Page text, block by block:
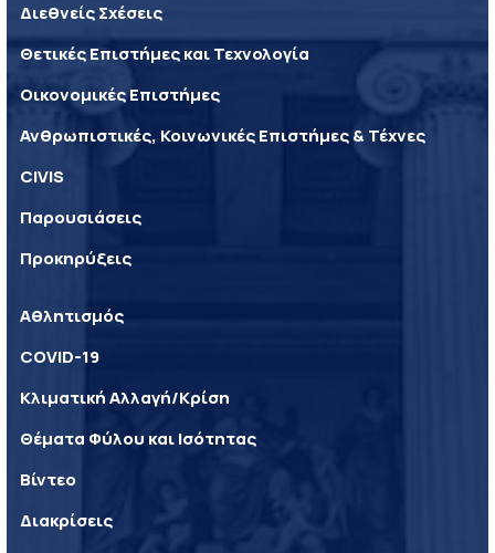
Διεθνείς Σχέσεις
Θετικές Επιστήμες και Τεχνολογία
Οικονομικές Επιστήμες
Ανθρωπιστικές, Κοινωνικές Επιστήμες & Τέχνες
CIVIS
Παρουσιάσεις
Προκηρύξεις
Αθλητισμός
COVID-19
Κλιματική Αλλαγή/Κρίση
Θέματα Φύλου και Ισότητας
Βίντεο
Διακρίσεις